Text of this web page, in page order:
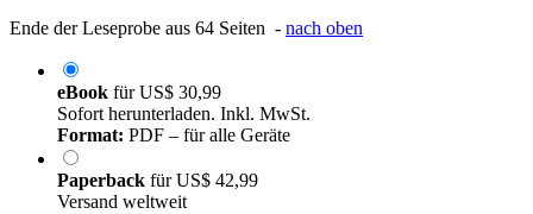
Ende der Leseprobe aus 64 Seiten - nach oben
eBook fürUS$ 30,99
Sofort herunterladen. Inkl. MwSt.
Format: PDF – für alle Geräte
Paperback fürUS$ 42,99
Versand weltweit